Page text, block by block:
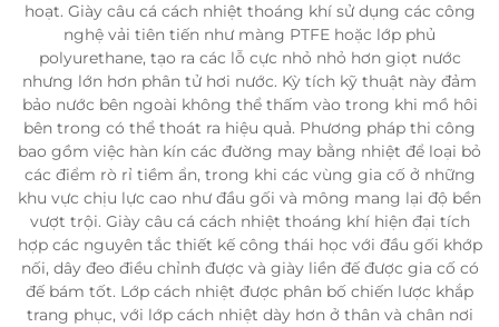
hoạt. Giày câu cá cách nhiệt thoáng khí sử dụng các công
nghệ vải tiên tiến như màng PTFE hoặc lớp phủ
polyurethane, tạo ra các lỗ cực nhỏ nhỏ hơn giọt nước
nhưng lớn hơn phân tử hơi nước. Kỳ tích kỹ thuật này đảm
bảo nước bên ngoài không thể thấm vào trong khi mồ hôi
bên trong có thể thoát ra hiệu quả. Phương pháp thi công
bao gồm việc hàn kín các đường may bằng nhiệt để loại bỏ
các điểm rò rỉ tiềm ẩn, trong khi các vùng gia cố ở những
khu vực chịu lực cao như đầu gối và mông mang lại độ bền
vượt trội. Giày câu cá cách nhiệt thoáng khí hiện đại tích
hợp các nguyên tắc thiết kế công thái học với đầu gối khớp
nối, dây đeo điều chỉnh được và giày liền đế được gia cố có
đế bám tốt. Lớp cách nhiệt được phân bố chiến lược khắp
trang phục, với lớp cách nhiệt dày hơn ở thân và chân nơi